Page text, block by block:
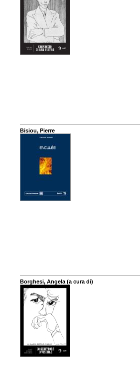
Bisiou, Pierre
Borghesi, Angela (a cura di)